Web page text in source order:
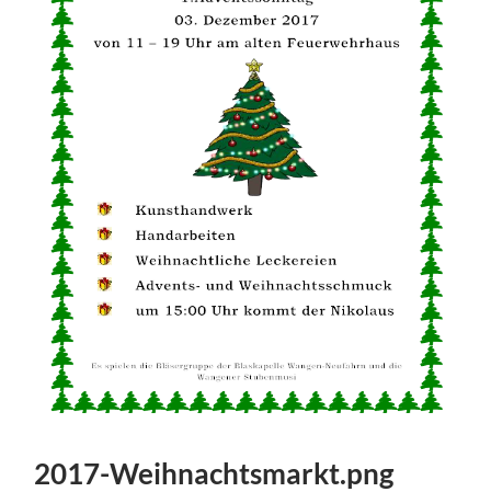
2017-Weihnachtsmarkt.png